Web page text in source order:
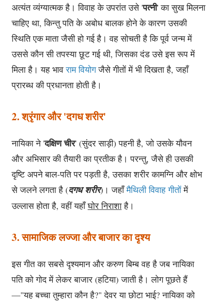
अत्यंत व्यंग्यात्मक है। विवाह के उपरांत उसे 'पत्नी' का सुख मिलना
चाहिए था, किन्तु पति के अबोध बालक होने के कारण उसकी
स्थिति एक माता जैसी हो गई है। वह सोचती है कि पूर्व जन्म में
उससे कौन सी तपस्या छूट गई थी, जिसका दंड उसे इस रूप में
मिला है। यह भावराम वियोगजैसे गीतों में भी दिखता है, जहाँ
प्रारब्ध की प्रधानता होती है।
2. श्रृंगार और 'दगध शरीर'
नायिका ने 'दक्षिण चीर' (सुंदर साड़ी) पहनी है, जो उसके यौवन
और अभिसार की तैयारी का प्रतीक है। परन्तु, जैसे ही उसकी
दृष्टि अपने बाल-पति पर पड़ती है, उसका शरीर कामग्नि और क्षोभ
से जलने लगता है (दगध शरीर)। जहाँमैथिली विवाह गीतोंमें
उल्लास होता है, वहीं यहाँघोर निराशाहै।
3. सामाजिक लज्जा और बाजार का दृश्य
इस गीत का सबसे दृश्यमान और करुण बिम्ब वह है जब नायिका
पति को गोद में लेकर बाजार (हटिया) जाती है। लोग पूछते हैं
—"यह बच्चा तुम्हारा कौन है?" देवर या छोटा भाई? नायिका को